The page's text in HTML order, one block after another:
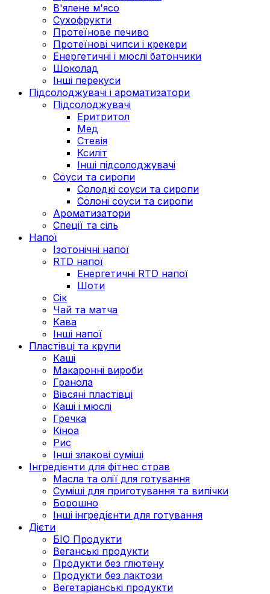
В'ялене м'ясо
Сухофрукти
Протеїнове печиво
Протеїнові чипси і крекери
Енергетичні і мюслі батончики
Шоколад
Інші перекуси
Підсолоджувачі і ароматизатори
Підсолоджувачі
Еритритол
Мед
Стевія
Ксиліт
Інші підсолоджувачі
Соуси та сиропи
Солодкі соуси та сиропи
Солоні соуси та сиропи
Ароматизатори
Спеції та сіль
Напої
Ізотонічні напої
RTD напої
Енергетичні RTD напої
Шоти
Сік
Чай та матча
Кава
Інші напої
Пластівці та крупи
Каші
Макаронні вироби
Гранола
Вівсяні пластівці
Каші і мюслі
Гречка
Кіноа
Рис
Інші злакові суміші
Інгредієнти для фітнес страв
Масла та олії для готування
Суміші для приготування та випічки
Борошно
Інші інгредієнти для готування
Дієти
БІО Продукти
Веганські продукти
Продукти без глютену
Продукти без лактози
Вегетаріанські продукти